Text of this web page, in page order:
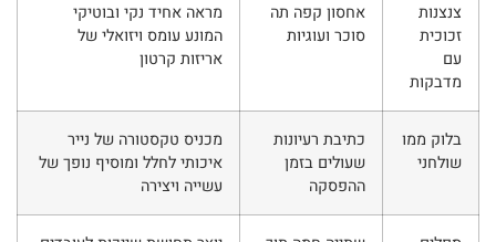
צנצנות
זכוכית
עם
מדבקות
אחסון קפה תה
סוכר ועוגיות
מראה אחיד נקי ובוטיקי
המונע עומס ויזואלי של
אריזות קרטון
בלוק ממו
שולחני
כתיבת רעיונות
שעולים בזמן
ההפסקה
מכניס טקסטורה של נייר
איכותי לחלל ומוסיף נופך של
עשייה ויצירה